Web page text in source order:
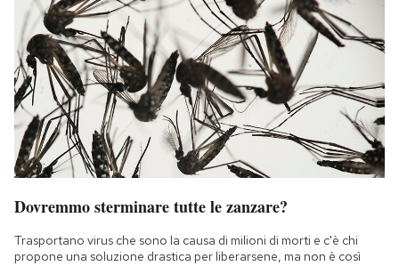
Dovremmo sterminare tutte le zanzare?
Trasportano virus che sono la causa di milioni di morti e c'è chi
propone una soluzione drastica per liberarsene, ma non è così